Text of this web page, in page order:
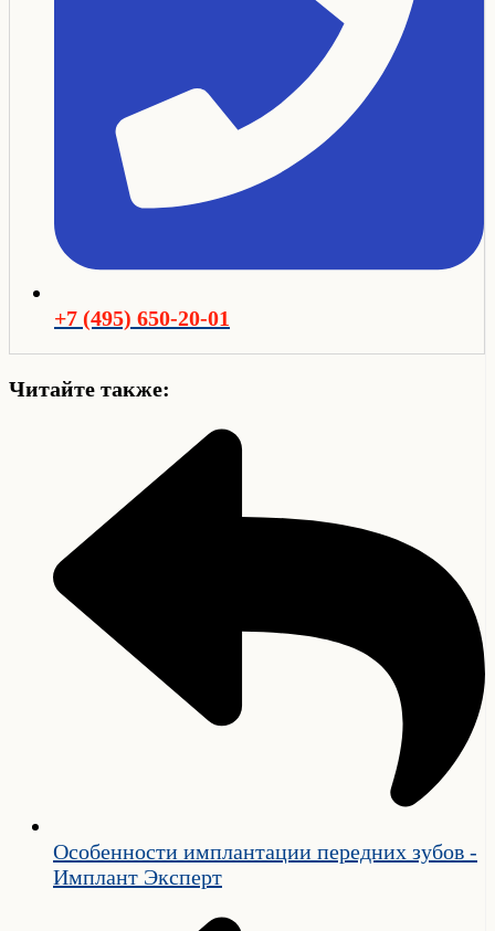
+7 (495) 650-20-01
Читайте также:
Особенности имплантации передних зубов -
Имплант Эксперт